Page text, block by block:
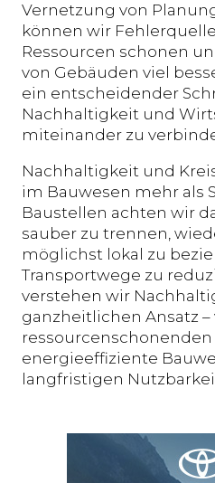
Vernetzung von
können wir
Ressourcen schonen
von Gebäuden viel
ein entscheidender
Nachhaltigkeit und
miteinander zu
Nachhaltigkeit und
im Bauwesen mehr als
Baustellen achten wir
sauber zu trennen,
möglichst lokal zu
Transportwege zu
verstehen wir
ganzheitlichen Ansatz –
energieeffiziente
langfristigen